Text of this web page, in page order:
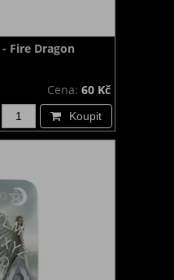
Fire Dragon
Cena: 60 Kč
Koupit